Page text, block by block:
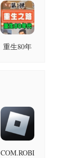
3.1302 安
卓版
重生80年
COM.ROBLOX.CLIENT